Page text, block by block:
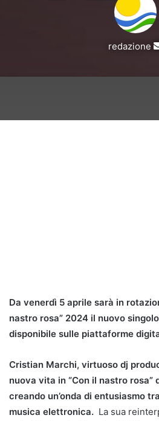
redazione
Da venerdì 5 aprile sarà in
nastro rosa” 2024 il nuovo
disponibile sulle piattaforme
Cristian Marchi, virtuoso dj
nuova vita in “Con il nastro rosa”
creando un’onda di entusiasmo
musica elettronica. La sua